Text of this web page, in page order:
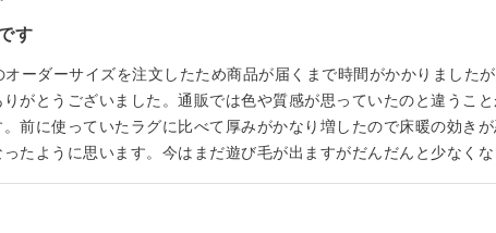
す
ーダーサイズを注文したため商品が届くまで時間がかかりました
がとうございました。通販では色や質感が思っていたのと違うこ
前に使っていたラグに比べて厚みがかなり増したので床暖の効き
たように思います。今はまだ遊び毛が出ますがだんだんと少なくな